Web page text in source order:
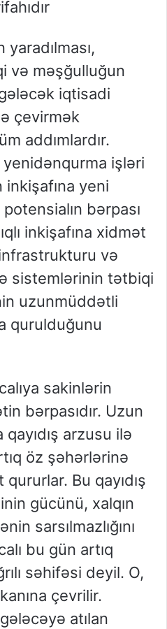
və məşğulluğun
gələcək iqtisadi
çevirmək
addımlardır.
yenidənqurma işləri
inkişafına yeni
bərpası
inkişafına xidmət
və
sistemlərinin tətbiqi
uzunmüddətli
qurulduğunu
sakinlərin
bərpasıdır. Uzun
arzusu ilə
öz şəhərlərinə
Bu qayıdış
gücünü, xalqın
sarsılmazlığını
bu gün artıq
səhifəsi deyil. O,
çevrilir.
atılan